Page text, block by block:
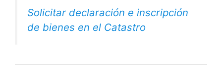
Solicitar declaración e inscripción
de bienes en el Catastro